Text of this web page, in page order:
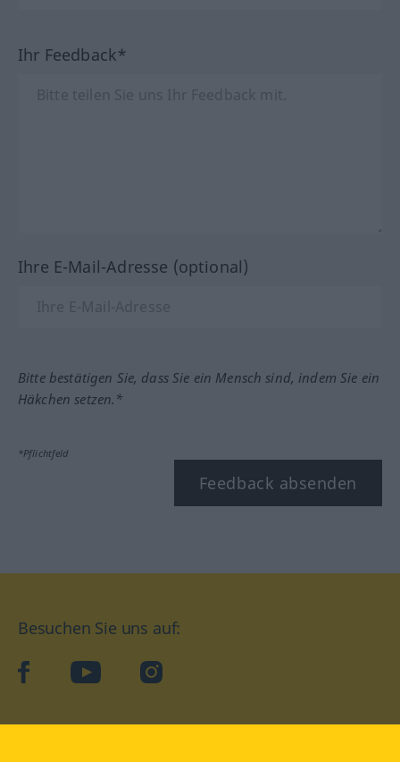
Ihr Feedback*
Ihre E-Mail-Adresse (optional)
Bitte bestätigen Sie, dass Sie ein Mensch sind, indem Sie ein
Häkchen setzen.*
*Pflichtfeld
Feedback absenden
Besuchen Sie uns auf:
facebookYouTube Instagram